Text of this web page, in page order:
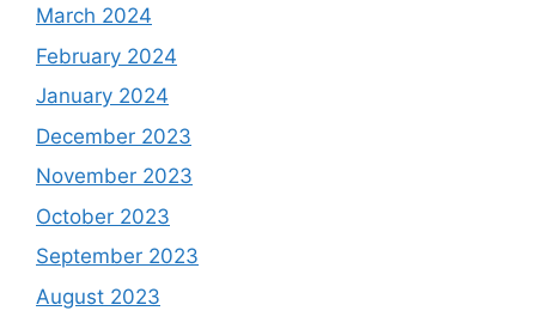
March 2024
February 2024
January 2024
December 2023
November 2023
October 2023
September 2023
August 2023